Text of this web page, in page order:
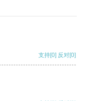
支持[0] 反对[0]